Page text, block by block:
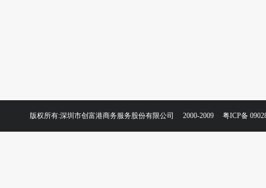
版权所有:深圳市创富港商务服务股份有限公司 2000-2009 粤ICP备